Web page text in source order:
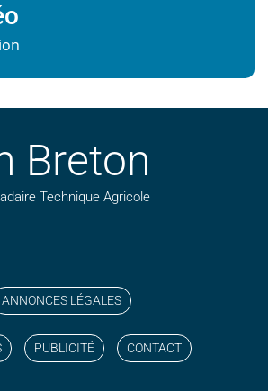
Breton
Technique Agricole
ANNONCES LÉGALES
PUBLICITÉ CONTACT